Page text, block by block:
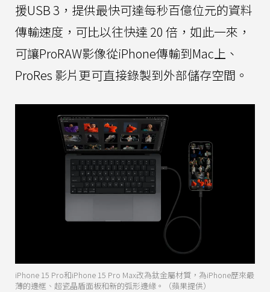
援USB 3，提供最快可達每秒百億位元的資料
傳輸速度，可比以往快達 20 倍，如此一來，
可讓ProRAW影像從iPhone傳輸到Mac上、
ProRes 影片更可直接錄製到外部儲存空間。
iPhone 15 Pro和iPhone 15 Pro Max改為鈦金屬材質，為iPhone歷來最
薄的邊框、超瓷晶盾面板和新的弧形邊緣。（蘋果提供）